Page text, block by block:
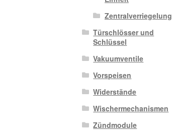
Zentralverriegelung
Türschlösser und
Schlüssel
Vakuumventile
Vorspeisen
Widerstände
Wischermechanismen
Zündmodule